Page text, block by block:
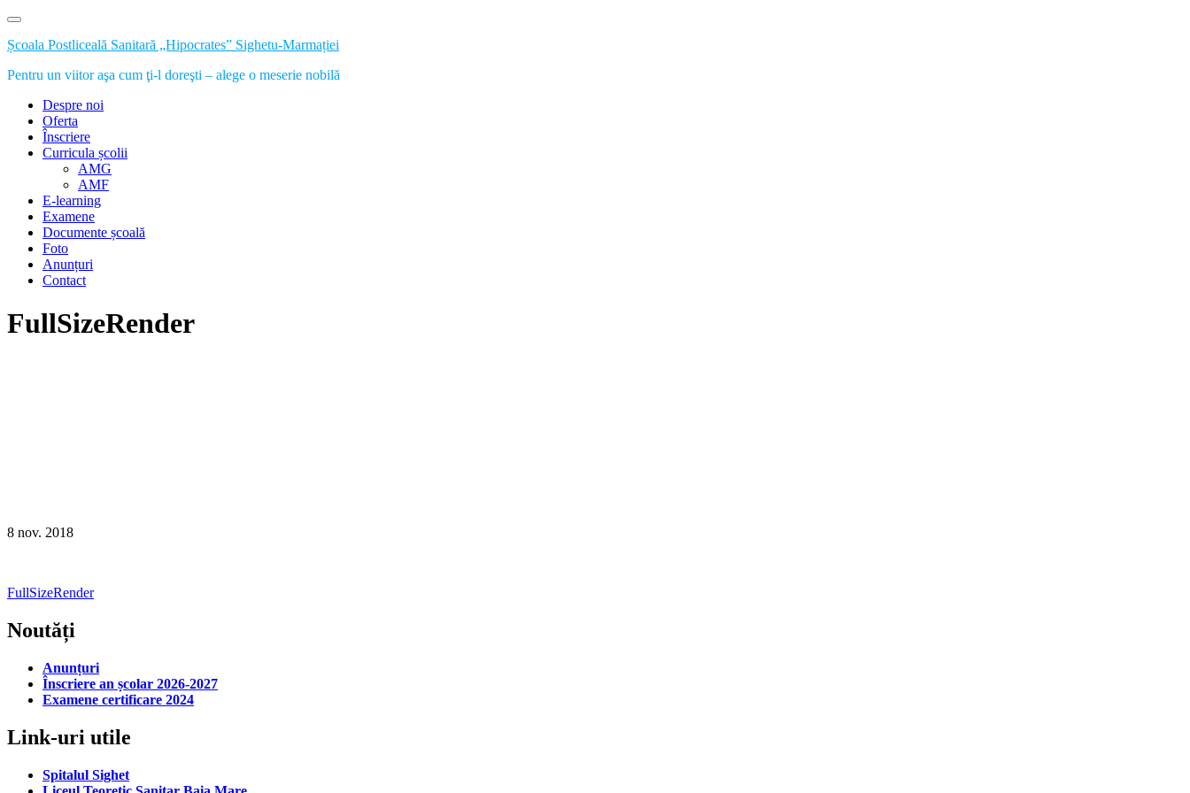
Skip
content
Școala Postliceală Sanitară „Hipocrates” Sighetu-Marmației
Pentru un viitor aşa cum ţi-l doreşti – alege o meserie nobilă
Despre noi
Oferta
Înscriere
Curricula școlii
AMG
AMF
E-learning
Examene
Documente școală
Foto
Anunțuri
Contact
FullSizeRender
8 nov. 2018
Navigare
în
articole
FullSizeRender
Noutăți
Anunțuri
Înscriere an școlar 2026-2027
Examene certificare 2024
Link-uri utile
Spitalul Sighet